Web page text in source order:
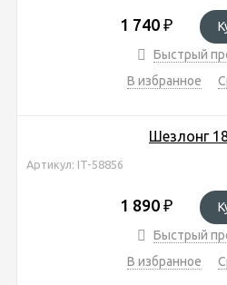
1 740 ₽
Быстрый
В избранное
Шезлонг
Артикул: IT-58856
1 890 ₽
Быстрый
В избранное